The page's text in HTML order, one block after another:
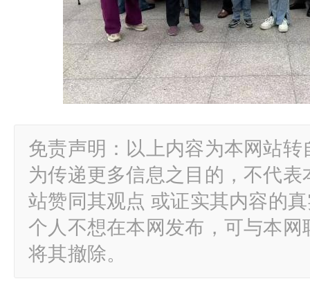
免责声明：以上内容为本网站
为传递更多信息之目的，不代
站赞同其观点 或证实其内容的
个人不想在本网发布，可与本
将其撤除。